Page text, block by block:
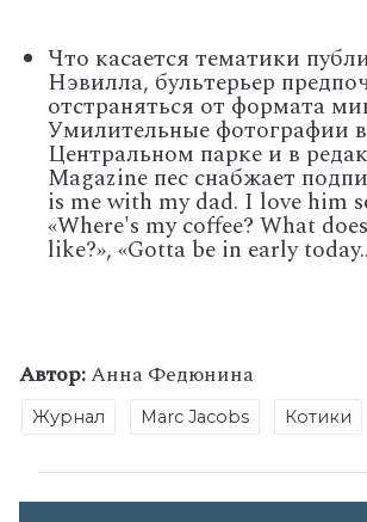
Что касается тематики
Нэвилла, бультерьер
отстраняться от формата
Умилительные фотографии в
Центральном парке и в
Magazine пес снабжает
is me with my dad. I love him
«Where's my coffee? What
like?», «Gotta be in early
Автор:Анна Федюнина
Журнал Marc Jacobs Котики